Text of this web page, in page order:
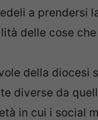
a prendersi
delle cose
della diocesi
diverse da
in cui i social